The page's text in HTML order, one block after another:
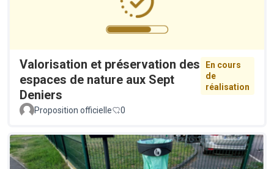
Valorisation et préservation des
espaces de nature aux Sept
Deniers
En cours
de
réalisation
Proposition officielle 0